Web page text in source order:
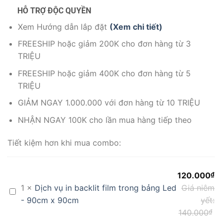
HỖ TRỢ ĐỘC QUYỀN
Xem Hướng dẫn lắp đặt (Xem chi tiết)
FREESHIP hoặc giảm 200K cho đơn hàng từ 3
TRIỆU
FREESHIP hoặc giảm 400K cho đơn hàng từ 5
TRIỆU
GIẢM NGAY 1.000.000 với đơn hàng từ 10 TRIỆU
NHẬN NGAY 100K cho lần mua hàng tiếp theo
Tiết kiệm hơn khi mua combo:
Dịch 1 × Dịch vụ in backlit film trong bảng Led
- 90cm x 90cm
120.000₫
Giá niêm
yết:
140.000₫